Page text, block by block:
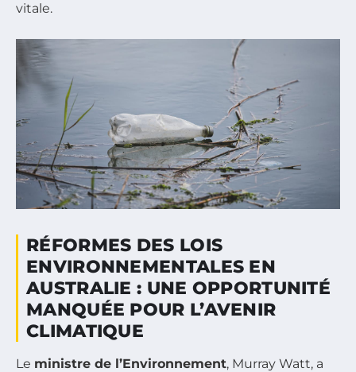
vitale.
RÉFORMES DES LOIS
ENVIRONNEMENTALES EN
AUSTRALIE : UNE OPPORTUNITÉ
MANQUÉE POUR L’AVENIR
CLIMATIQUE
Le ministre de l’Environnement, Murray Watt, a